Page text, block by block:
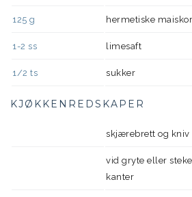
125 g hermetiske
1-2 ss limesaft
1/2 ts sukker
KJØKKENREDSKAPER
skjærebrett og kniv
vid gryte eller
kanter